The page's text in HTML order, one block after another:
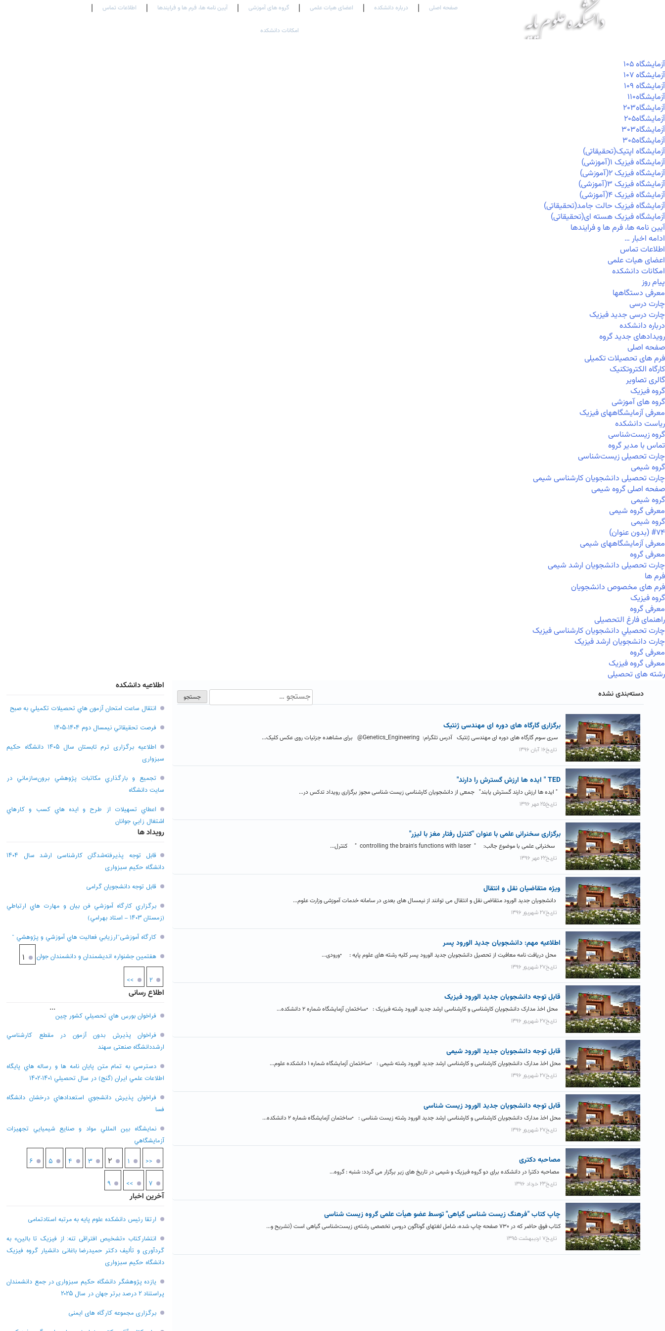
صفحه اصلی درباره دانشکده اعضای هیات علمی گروه های آموزشی آیین نامه ها، فرم ها و فرایندها اطلاعات تماس
امکانات دانشکده
آزمايشگاه ۱۰۵
آزمايشگاه ۱۰۷
آزمايشگاه ۱۰۹
آزمايشگاه۱۱۰
آزمايشگاه۲۰۳
آزمايشگاه۲۰۵
آزمايشگاه۳۰۳
آزمايشگاه۳۰۵
آزمایشگاه اپتیک(تحقیقاتی)
آزمایشگاه فیزیک ۱(آموزشی)
آزمایشگاه فیزیک ۲(آموزشی)
آزمایشگاه فیزیک ۳(آموزشی)
آزمایشگاه فیزیک ۴(آموزشی)
آزمایشگاه فیزیک حالت جامد(تحقیقاتی)
آزمایشگاه فیزیک هسته ای(تحقیقاتی)
آیین نامه ها، فرم ها و فرایندها
ادامه اخبار …
اطلاعات تماس
اعضای هیات علمی
امکانات دانشکده
پیام روز
معرفی دستگاهها
چارت درسی
چارت درسی جدید فیزیک
درباره دانشکده
رویدادهای جدید گروه
صفحه اصلی
فرم های تحصیلات تکمیلی
کارگاه الکتروتکنیک
گالری تصاویر
گروه فیزیک
گروه های آموزشی
معرفی آزمایشگاههای فیزیک
ریاست دانشکده
گروه زیست‌شناسی
تماس با مدیر گروه
چارت تحصیلی زیست‌شناسی
گروه شیمی
چارت تحصیلی دانشجویان کارشناسی شیمی
صفحه اصلی گروه شیمی
گروه شیمی
معرفی گروه شیمی
گروه شیمی
#۷۴ (بدون عنوان)
معرفی آزمایشگاههای شیمی
معرفی گروه
چارت تحصیلی دانشجویان ارشد شیمی
فرم ها
فرم های مخصوص دانشجویان
گروه فیزیک
معرفی گروه
راهنمای فارغ التحصیلی
چارت تحصيلي دانشجویان کارشناسی فیزیک
چارت دانشجویان ارشد فیزیک
معرفی گروه
معرفی گروه فیزیک
رشته های تحصیلی
دسته‌بندی نشده
برگزاری گارگاه های دوره ای مهندسی ژنتیک
سری سوم گارگاه های دوره ای مهندسی ژنتیک آدرس تلگرام: Genetics_Engineering@ برای مشاهده جزئیات روی عکس کلیک...
تاریخ۱۶ آبان ۱۳۹۶
TED " ایده ها ارزش گسترش را دارند"
" ایده­ ها ارزش دارند گسترش یابند" جمعی از دانشجویان کارشناسی زیست شناسی مجوز برگزاری رویداد تدکس در...
تاریخ۲۵ مهر ۱۳۹۶
برگزاری سخنرانی علمی با عنوان "کنترل رفتار مغز با لیزر"
سخنرانی علمی با موضوع جالب: " controlling the brain's functions with laser " کنترل...
تاریخ۲۲ مهر ۱۳۹۶
ویژه متقاضیان نقل و انتقال
دانشجویان جدید الورود متقاضی نقل و انتقال می توانند از نیمسال های بعدی در سامانه خدمات آموزشی وزارت علوم...
تاریخ۲۷ شهریور ۱۳۹۶
اطلاعیه مهم: دانشجویان جدید الورود پسر
محل دریافت نامه معافیت از تحصیل دانشجویان جدید الورود پسر کلیه رشته های علوم پایه : •ورودی...
تاریخ۲۷ شهریور ۱۳۹۶
قابل توجه دانشجویان جدید الورود فیزیک
محل اخذ مدارک دانشجویان کارشناسی و کارشناسی ارشد جدید الورود رشته فیزیک : •ساختمان آزمایشگاه شماره ۲ دانشکده...
تاریخ۲۷ شهریور ۱۳۹۶
قابل توجه دانشجویان جدید الورود شیمی
محل اخذ مدارک دانشجویان کارشناسی و کارشناسی ارشد جدید الورود رشته شیمی : •ساختمان آزمایشگاه شماره ۱ دانشکده علوم...
تاریخ۲۷ شهریور ۱۳۹۶
قابل توجه دانشجویان جدید الورود زیست شناسی
محل اخذ مدارک دانشجویان کارشناسی و کارشناسی ارشد جدید الورود رشته زیست شناسی : •ساختمان آزمایشگاه شماره ۲ دانشکده...
تاریخ۲۷ شهریور ۱۳۹۶
مصاحبه دکتری
مصاحبه دکترا در دانشکده برای دو گروه فیزیک و شیمی در تاریخ های زیر برگزار می گردد: شنبه : گروه...
تاریخ۲۳ خرداد ۱۳۹۶
چاپ کتاب "فرهنگ زیست شناسی گیاهی" توسط عضو هیأت علمی گروه زیست شناسی
کتاب فوق حاضر که در ۷۳۰ صفحه چاپ شده، شامل لغتهای گوناگون دروس تخصصی رشته‌ی زیست‌شناسی گیاهی است (تشریح و...
تاریخ۷ اردیبهشت ۱۳۹۵
اطلاعیه دانشکده
انتقال ساعت امتحان آزمون هاي تحصيلات تکميلي به صبح
فرصت تحقيقاتي نیمسال دوم ۱۴۰۴-۱۴۰۵
اطلاعیه برگزاری ترم تابستان سال ۱۴۰۵ دانشگاه حکیم
سبزواری
تجميع و بارگذاري مکاتبات پژوهشي برون‌سازماني در
سايت دانشگاه
اعطاي تسهيلات از طرح و ايده هاي کسب و کارهاي
اشتغال زايي جوانان
رویداد ها
قابل توجه پذیرفته‌شدگان کارشناسی ارشد سال ۱۴۰۴
دانشگاه حکیم سبزواری
قابل توجه دانشجویان گرامی
برگزاري کارگاه آموزشي فن بيان و مهارت هاي ارتباطي
(زمستان ۱۴۰۳ – استاد بهرامي)
کارگاه آموزشی”ارزيابي فعاليت هاي آموزشي و پژوهشي “
هفتمين جشنواره انديشمندان و دانشمندان جوان
۱
۲ >>
اطلاع رسانی
فراخوان بورس هاي تحصيلي کشور چين
فراخوان پذيرش بدون آزمون در مقطع کارشناسي
ارشددانشگاه صنعتی سهند
دسترسي به تمام متن پايان نامه ها و رساله هاي پايگاه
اطلاعات علمي ايران (گنج) در سال تحصيلي ۱۴۰۱-۱۴۰۲
فراخوان پذيرش دانشجوي استعدادهاي درخشان دانشگاه
فسا
نمايشگاه بين المللي مواد و صنايع شيميايي تجهيزات
آزمايشگاهي
<< ۱ ۲ ۳ ۴ ۵ ۶
۷
...
۹ >>
آخرین اخبار
ارتقا رئیس دانشکده علوم پایه به مرتبه استادتمامی
انتشارکتاب «تشخیص افتراقی تنه: از فیزیک تا بالین» به
گردآوری و تألیف دکتر حمیدرضا باغانی دانشیار گروه فیزیک
دانشگاه حکیم سبزواری
یازده پژوهشگر دانشگاه حکیم سبزواری در جمع دانشمندان
پراستناد ۲ درصد برتر جهان در سال ۲۰۲۵
برگزاری مجموعه کارگاه های ایمنی